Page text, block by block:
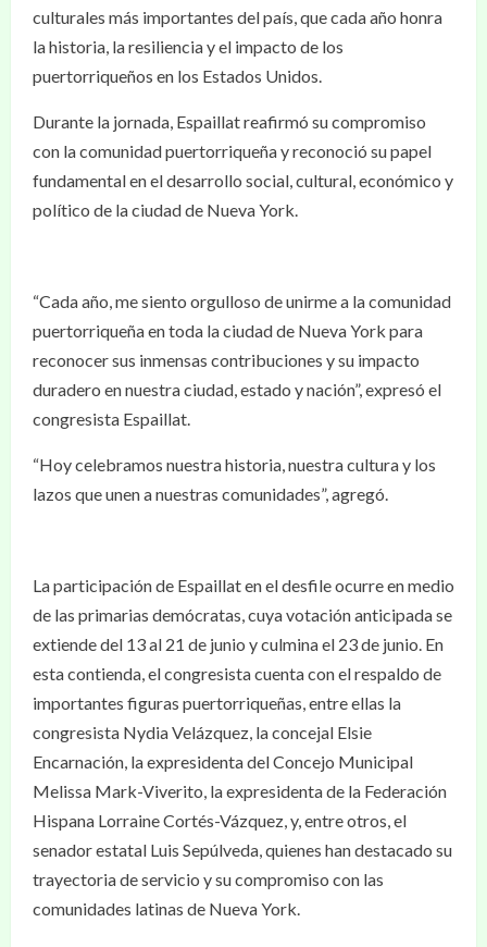
culturales más importantes del país, que cada año honra
la historia, la resiliencia y el impacto de los
puertorriqueños en los Estados Unidos.
Durante la jornada, Espaillat reafirmó su compromiso
con la comunidad puertorriqueña y reconoció su papel
fundamental en el desarrollo social, cultural, económico y
político de la ciudad de Nueva York.
“Cada año, me siento orgulloso de unirme a la comunidad
puertorriqueña en toda la ciudad de Nueva York para
reconocer sus inmensas contribuciones y su impacto
duradero en nuestra ciudad, estado y nación”, expresó el
congresista Espaillat.
“Hoy celebramos nuestra historia, nuestra cultura y los
lazos que unen a nuestras comunidades”, agregó.
La participación de Espaillat en el desfile ocurre en medio
de las primarias demócratas, cuya votación anticipada se
extiende del 13 al 21 de junio y culmina el 23 de junio. En
esta contienda, el congresista cuenta con el respaldo de
importantes figuras puertorriqueñas, entre ellas la
congresista Nydia Velázquez, la concejal Elsie
Encarnación, la expresidenta del Concejo Municipal
Melissa Mark-Viverito, la expresidenta de la Federación
Hispana Lorraine Cortés-Vázquez, y, entre otros, el
senador estatal Luis Sepúlveda, quienes han destacado su
trayectoria de servicio y su compromiso con las
comunidades latinas de Nueva York.